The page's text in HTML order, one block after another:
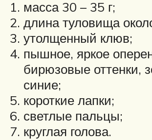
масса 30 – 35 г;
длина туловища
утолщенный клюв;
пышное, яркое
бирюзовые оттенки,
синие;
короткие лапки;
светлые пальцы;
круглая голова.